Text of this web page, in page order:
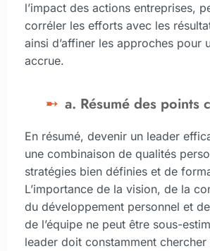
l’impact des actions entreprises,
corréler les efforts avec les
ainsi d’affiner les approches pour
accrue.
a. Résumé des points
En résumé, devenir un leader
une combinaison de qualités
stratégies bien définies et de
L’importance de la vision, de la
du développement personnel et
de l’équipe ne peut être sous-
leader doit constamment